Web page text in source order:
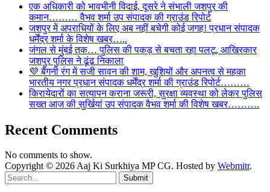
एक अधिकारी को भावभीनी विदाई, दूसरे ने संभाली जशपुर की
कमान……… वैभव शर्मा उप संपादक की ग्राउंड रिपोर्ट
जशपुर में अपराधियों के लिए अब नहीं बचेगी कोई जगह! प्रधान संपादक
धर्मेंद्र शर्मा के विशेष खबर…..
जंगल से मुंबई तक… पुलिस की पकड़ से बचता रहा पलटू, आखिरकार
जशपुर पुलिस ने ढूंढ निकाला
💜 बैंगनी रंग में सजी सावन की शाम, खुशियों और अपनत्व से महका
भारतीय नगर प्रधान संपादक धर्मेंद्र शर्मा की ग्राउंड रिपोर्ट………
किरायेदारों का सत्यापन कराना जरूरी, सुरक्षा व्यवस्था को लेकर पुलिस
सख्त आज की सुर्खियां उप संपादक वैभव शर्मा की विशेष खबर……….
Recent Comments
No comments to show.
Copyright © 2026 Aaj Ki Surkhiya MP CG. Hosted by Webmitr.
Submit